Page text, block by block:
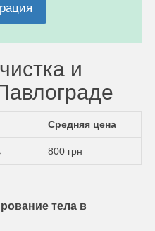
и
Средняя цена
800 грн
тела в